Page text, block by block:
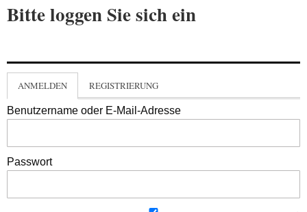
Bitte loggen Sie sich ein
ANMELDEN REGISTRIERUNG
Benutzername oder E-Mail-Adresse
Passwort